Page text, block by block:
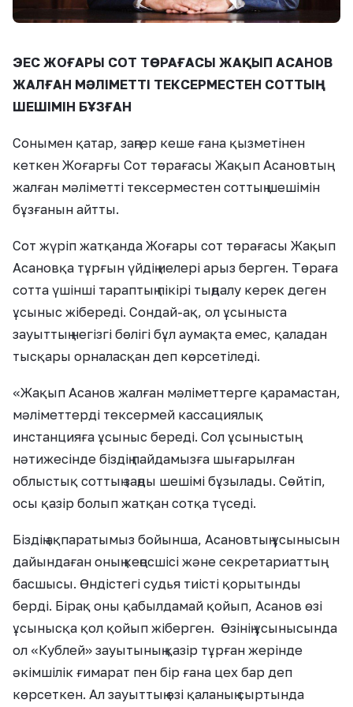
ЭЕС ЖОҒАРЫ СОТ ТӨРАҒАСЫ ЖАҚЫП АСАНОВ
ЖАЛҒАН МӘЛІМЕТТІ ТЕКСЕРМЕСТЕН СОТТЫҢ
ШЕШІМІН БҰЗҒАН
Сонымен қатар, заңгер кеше ғана қызметінен
кеткен Жоғарғы Сот төрағасы Жақып Асановтың
жалған мәліметті тексерместен соттың шешімін
бұзғанын айтты.
Сот жүріп жатқанда Жоғары сот төрағасы Жақып
Асановқа тұрғын үйдің иелері арыз берген. Төраға
сотта үшінші тараптың пікірі тыңдалу керек деген
ұсыныс жібереді. Сондай-ақ, ол ұсыныста
зауыттың негізгі бөлігі бұл аумақта емес, қаладан
тысқары орналасқан деп көрсетіледі.
«Жақып Асанов жалған мәліметтерге қарамастан,
мәліметтерді тексермей кассациялық
инстанцияға ұсыныс береді. Сол ұсыныстың
нәтижесінде біздің пайдамызға шығарылған
облыстық соттың заңды шешімі бұзылады. Сөйтіп,
осы қазір болып жатқан сотқа түседі.
Біздің ақпаратымыз бойынша, Асановтың ұсынысын
дайындаған оның кеңесшісі және секретариаттың
басшысы. Өндістегі судья тиісті қорытынды
берді. Бірақ оны қабылдамай қойып, Асанов өзі
ұсынысқа қол қойып жіберген. Өзінің ұсынысында
ол «Кублей» зауытының қазір тұрған жерінде
әкімшілік ғимарат пен бір ғана цех бар деп
көрсеткен. Ал зауыттың өзі қаланың сыртында